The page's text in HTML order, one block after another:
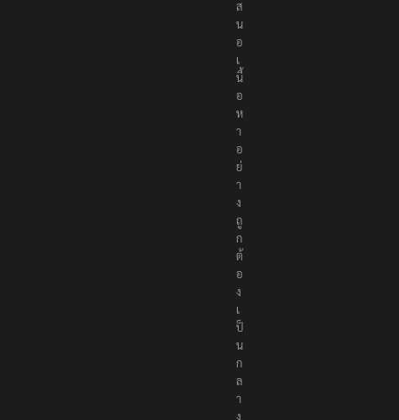
นำ
เ
ส
น
อ
เ
นื้
อ
ห
า
อ
ย่
า
ง
ถู
ก
ต้
อ
ง
เ
ป็
น
ก